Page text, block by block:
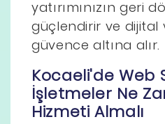
yatırımınızın geri
güçlendirir ve dijital
güvence altına alır.
Kocaeli'de Web
İşletmeler Ne
Hizmeti Almalı